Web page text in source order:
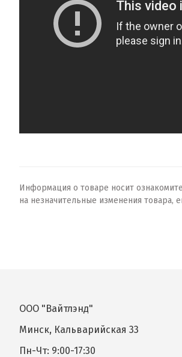
Информация о товаре носит
на незначительные изменения товара,
ООО "Вайтлэнд"
Минск, Кальварийская 33
Пн-Чт: 9:00-17:30